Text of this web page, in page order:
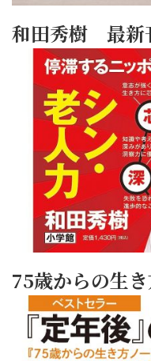
和田秀樹 最新
75歳からの生